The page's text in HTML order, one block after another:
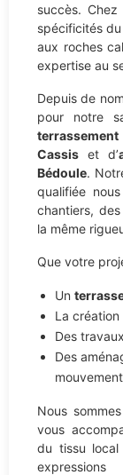
succès.
spécificités
aux roches
expertise au
Depuis de
pour notre
Cassis et d’
Bédoule.
qualifiée
chantiers,
la même
Que votre
Un
La création
Des
Des
Nous
vous
du tissu local